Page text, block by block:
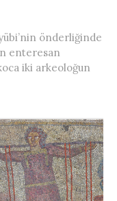
önderliğinde
enteresan
iki arkeoloğun